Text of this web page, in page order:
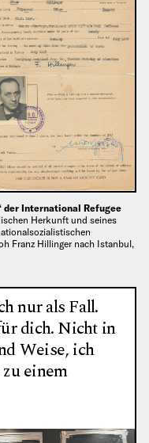
International Refugee
Herkunft und seines
Franz Hillinger nach Istanbul,
nur als Fall.
dich. Nicht in
Weise, ich
einem